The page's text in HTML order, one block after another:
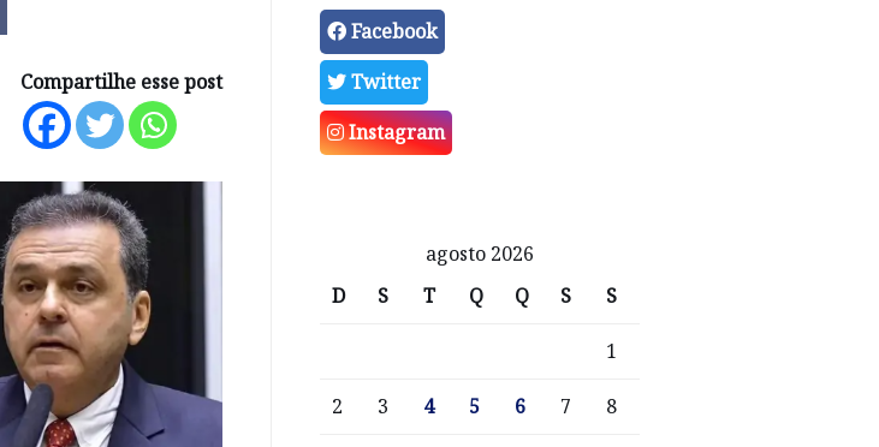
Compartilhe esse post
Facebook
Twitter
Instagram
agosto 2026
D
S T Q Q S S
1
2 3 4 5 6 7 8